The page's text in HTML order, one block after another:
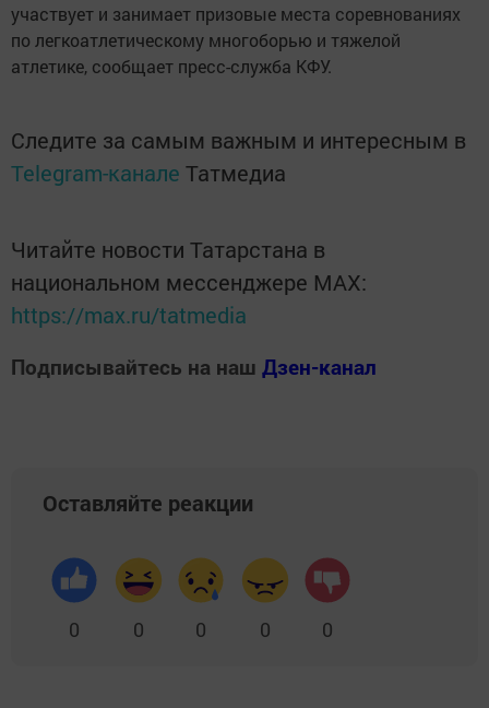
участвует и занимает призовые места соревнованиях
по легкоатлетическому многоборью и тяжелой
атлетике, сообщает пресс-служба КФУ.
Следите за самым важным и интересным в
Telegram-канале Татмедиа
Читайте новости Татарстана в
национальном мессенджере MАХ:
https://max.ru/tatmedia
Подписывайтесь на наш Дзен-канал
Оставляйте реакции
0 0 0 0 0